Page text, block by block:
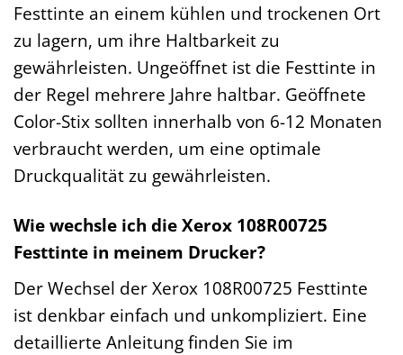
Festtinte an einem kühlen und trockenen Ort
zu lagern, um ihre Haltbarkeit zu
gewährleisten. Ungeöffnet ist die Festtinte in
der Regel mehrere Jahre haltbar. Geöffnete
Color-Stix sollten innerhalb von 6-12 Monaten
verbraucht werden, um eine optimale
Druckqualität zu gewährleisten.
Wie wechsle ich die Xerox 108R00725
Festtinte in meinem Drucker?
Der Wechsel der Xerox 108R00725 Festtinte
ist denkbar einfach und unkompliziert. Eine
detaillierte Anleitung finden Sie im